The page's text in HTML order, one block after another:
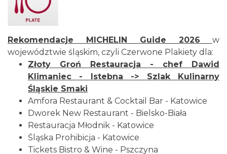
Rekomendacje MICHELIN Guide 2026
w
województwie śląskim, czyli Czerwone Plakiety dla:
Złoty Groń Restauracja - chef Dawid
Klimaniec - Istebna -> Szlak Kulinarny
Śląskie Smaki
Amfora Restaurant & Cocktail Bar - Katowice
Dworek New Restaurant - Bielsko-Biała
Restauracja Młodnik - Katowice
Śląska Prohibicja - Katowice
Tickets Bistro & Wine - Pszczyna